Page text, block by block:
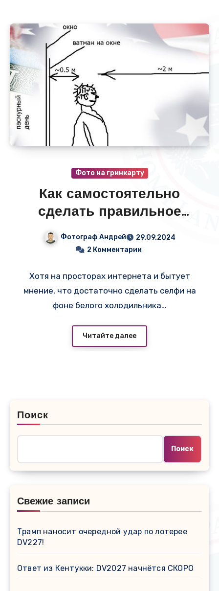
Фото на гринкарту
Как самостоятельно
сделать правильное
фото на гринкарту?
Фотограф Андрей
29.09.2024
2 Комментарии
Хотя на просторах интернета и бытует
мнение, что достаточно сделать селфи на
фоне белого холодильника…
Читайте далее
Поиск
Поиск
Свежие записи
Трамп наносит очередной удар по лотерее
DV227!
Ответ из Кентукки: DV2027 начнётся СКОРО